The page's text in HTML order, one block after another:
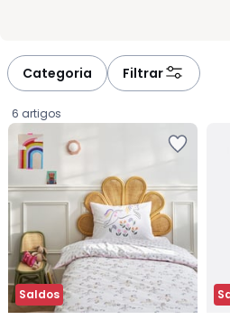
Categoria Filtrar
6 artigos
Saldos